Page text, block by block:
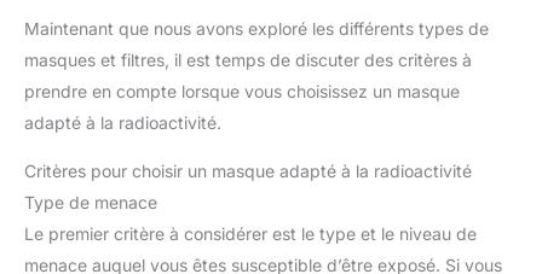
Maintenant que nous avons exploré les différents types de
masques et filtres, il est temps de discuter des critères à
prendre en compte lorsque vous choisissez un masque
adapté à la radioactivité.
Critères pour choisir un masque adapté à la radioactivité
Type de menace
Le premier critère à considérer est le type et le niveau de
menace auquel vous êtes susceptible d’être exposé. Si vous